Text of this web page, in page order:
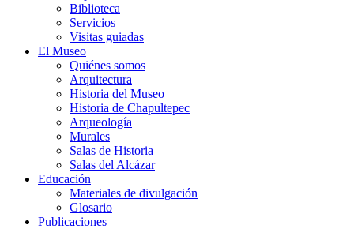
Biblioteca
Servicios
Visitas guiadas
El Museo
Quiénes somos
Arquitectura
Historia del Museo
Historia de Chapultepec
Arqueología
Murales
Salas de Historia
Salas del Alcázar
Educación
Materiales de divulgación
Glosario
Publicaciones